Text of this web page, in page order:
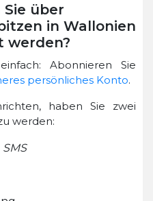
über
in Wallonien
werden?
Abonnieren Sie
persönliches Konto.
haben Sie zwei
werden:
SMS